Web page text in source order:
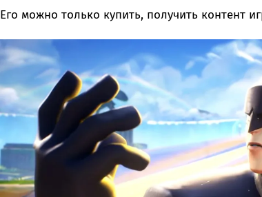
Его можно только купить, получить контент